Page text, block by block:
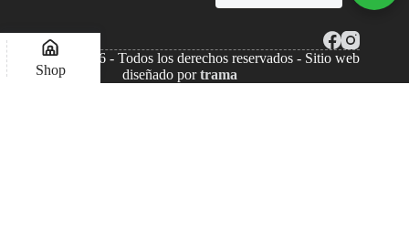
Copyright © 2026 - Todos los derechos reservados - Sitio web
diseñado portrama
Shop